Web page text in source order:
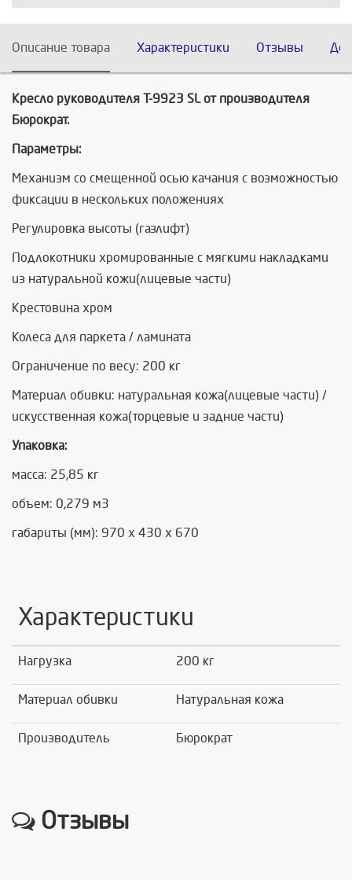
Описание товара Характеристики Отзывы
Кресло руководителя Т-9923 SL от производителя
Бюрократ.
Параметры:
Механизм со смещенной осью качания с возможностью
фиксации в нескольких положениях
Регулировка высоты (газлифт)
Подлокотники хромированные с мягкими накладками
из натуральной кожи(лицевые части)
Крестовина хром
Колеса для паркета / ламината
Ограничение по весу: 200 кг
Материал обивки: натуральная кожа(лицевые части) /
искусственная кожа(торцевые и задние части)
Упаковка:
масса: 25,85 кг
объем: 0,279 м3
габариты (мм): 970 х 430 х 670
Характеристики
Нагрузка 200 кг
Материал обивки Натуральная кожа
Производитель Бюрократ
Отзывы